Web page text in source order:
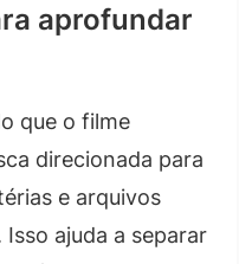
aprofundar
que o filme
direcionada para
e arquivos
ajuda a separar